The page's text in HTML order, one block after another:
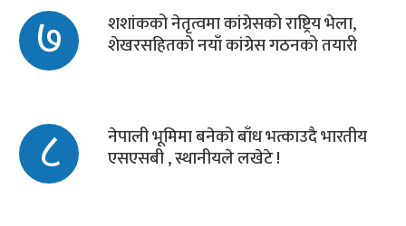
७ शशांकको नेतृत्वमा कांग्रेसको राष्ट्रिय भेला,
शेखरसहितको नयाँ कांग्रेस गठनको तयारी
८ नेपाली भूमिमा बनेको बाँध भत्काउदै भारतीय
एसएसबी , स्थानीयले लखेटे !